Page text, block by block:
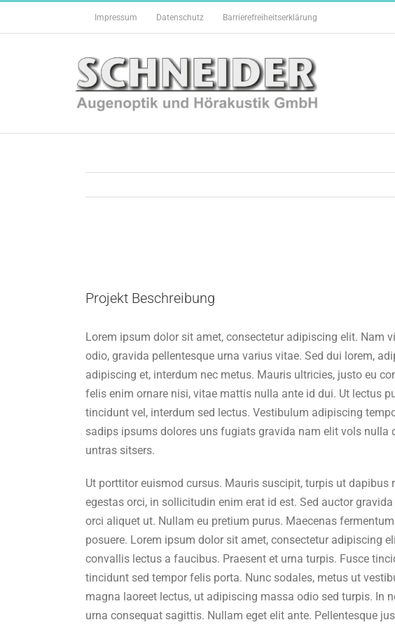
Impressum Datenschutz Barrierefreiheitserklärung
Projekt Beschreibung
Lorem ipsum dolor sit amet, consectetur adipiscing elit. Nam
odio, gravida pellentesque urna varius vitae. Sed dui lorem,
adipiscing et, interdum nec metus. Mauris ultricies, justo eu
felis enim ornare nisi, vitae mattis nulla ante id dui. Ut lectus
tincidunt vel, interdum sed lectus. Vestibulum adipiscing
sadips ipsums dolores uns fugiats gravida nam elit vols nulla
untras sitsers.
Ut porttitor euismod cursus. Mauris suscipit, turpis ut dapibus
egestas orci, in sollicitudin enim erat id est. Sed auctor
orci aliquet ut. Nullam eu pretium purus. Maecenas
posuere. Lorem ipsum dolor sit amet, consectetur adipiscing
convallis lectus a faucibus. Praesent et urna turpis. Fusce
tincidunt sed tempor felis porta. Nunc sodales, metus ut
magna laoreet lectus, ut adipiscing massa odio sed turpis. In
urna consequat sagittis. Nullam eget elit ante. Pellentesque